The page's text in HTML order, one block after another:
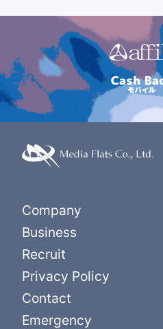
Company
Business
Recruit
Privacy Policy
Contact
Emergency